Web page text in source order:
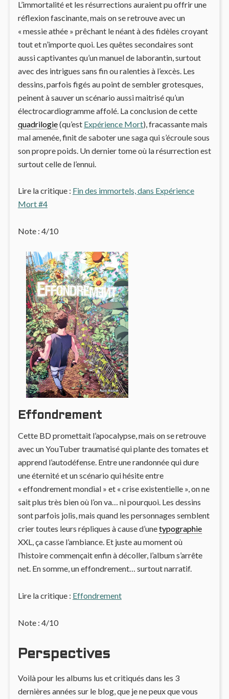
L’immortalité et les résurrections auraient pu offrir une
réflexion fascinante, mais on se retrouve avec un
« messie athée » prêchant le néant à des fidèles croyant
tout et n’importe quoi. Les quêtes secondaires sont
aussi captivantes qu’un manuel de laborantin, surtout
avec des intrigues sans fin ou ralenties à l’excès. Les
dessins, parfois figés au point de sembler grotesques,
peinent à sauver un scénario aussi maitrisé qu’un
électrocardiogramme affolé. La conclusion de cette
quadrilogie(qu’est Expérience Mort), fracassante mais
mal amenée, finit de saboter une saga qui s’écroule sous
son propre poids. Un dernier tome où la résurrection est
surtout celle de l’ennui.
Lire la critique : Fin des immortels, dans Expérience
Mort #4
Note : 4/10
Effondrement
Cette BD promettait l’apocalypse, mais on se retrouve
avec un YouTuber traumatisé qui plante des tomates et
apprend l’autodéfense. Entre une randonnée qui dure
une éternité et un scénario qui hésite entre
« effondrement mondial » et « crise existentielle », on ne
sait plus très bien où l’on va… ni pourquoi. Les dessins
sont parfois jolis, mais quand les personnages semblent
crier toutes leurs répliques à cause d’unetypographie
XXL, ça casse l’ambiance. Et juste au moment où
l’histoire commençait enfin à décoller, l’album s’arrête
net. En somme, un effondrement… surtout narratif.
Lire la critique : Effondrement
Note : 4/10
Perspectives
Voilà pour les albums lus et critiqués dans les 3
dernières années sur le blog, que je ne peux que vous